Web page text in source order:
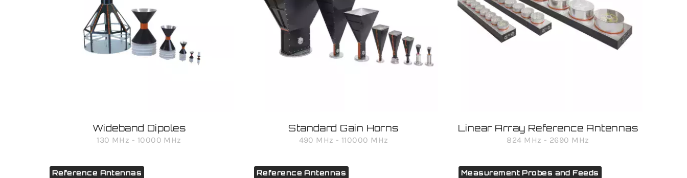
Wideband Dipoles
130 MHz - 10000 MHz
Standard Gain Horns
490 MHz - 110000 MHz
Linear Array Reference Antennas
824 MHz - 2690 MHz
Reference Antennas Reference Antennas Measurement Probes and Feeds